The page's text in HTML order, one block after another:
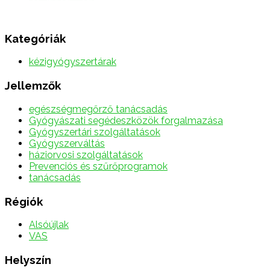
Kategóriák
kézigyógyszertárak
Jellemzők
egészségmegőrző tanácsadás
Gyógyászati segédeszközök forgalmazása
Gyógyszertári szolgáltatások
Gyógyszerváltás
háziorvosi szolgáltatások
Prevenciós és szűrőprogramok
tanácsadás
Régiók
Alsóújlak
VAS
Helyszín